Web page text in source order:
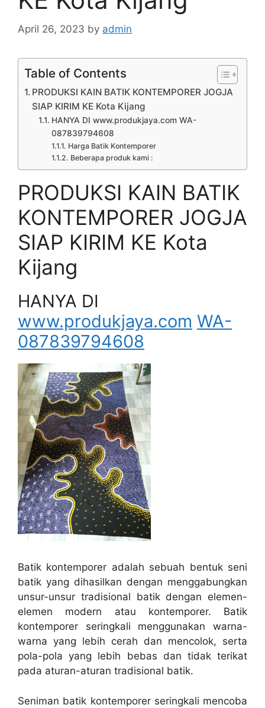
April 26, 2023 by admin
Table of Contents
PRODUKSI KAIN BATIK KONTEMPORER JOGJA
SIAP KIRIM KE Kota Kijang
HANYA DI www.produkjaya.com WA-
087839794608
Harga Batik Kontemporer
Beberapa produk kami :
PRODUKSI KAIN BATIK
KONTEMPORER JOGJA
SIAP KIRIM KE Kota
Kijang
HANYA DI
www.produkjaya.com WA-
087839794608
Batik kontemporer adalah sebuah bentuk seni
batik yang dihasilkan dengan menggabungkan
unsur-unsur tradisional batik dengan elemen-
elemen modern atau kontemporer. Batik
kontemporer seringkali menggunakan warna-
warna yang lebih cerah dan mencolok, serta
pola-pola yang lebih bebas dan tidak terikat
pada aturan-aturan tradisional batik.
Seniman batik kontemporer seringkali mencoba